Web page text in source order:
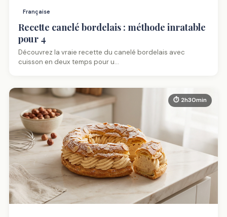
Française
Recette canelé bordelais : méthode inratable
pour 4
Découvrez la vraie recette du canelé bordelais avec
cuisson en deux temps pour u…
⏱ 2h30min